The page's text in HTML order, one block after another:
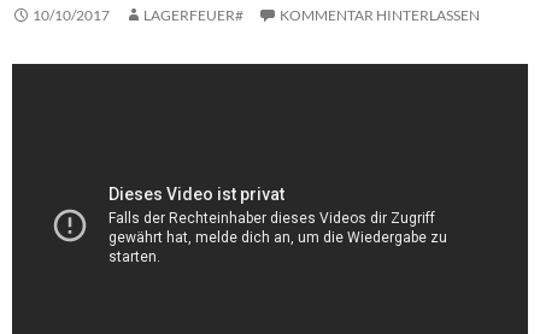
10/10/2017 LAGERFEUER# KOMMENTAR HINTERLASSEN